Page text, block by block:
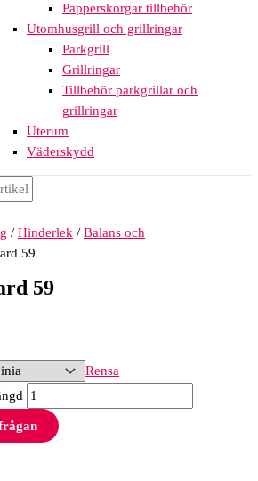
Papperskorgar tillbehör
Utomhusgrill och grillringar
Parkgrill
Grillringar
Tillbehör parkgrillar och
grillringar
Uterum
Väderskydd
/ Hinderlek / Balans och
59
59
Rensa